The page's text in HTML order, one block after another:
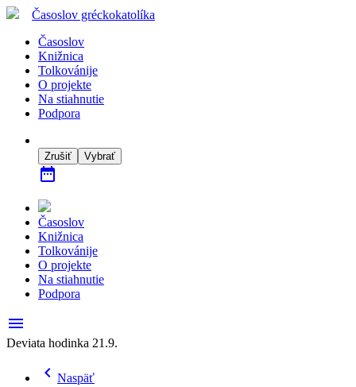
Časoslov gréckokatolíka
Časoslov
Knižnica
Tolkovánije
O projekte
Na stiahnutie
Podpora
Zrušiť Vybrať
date_range
Časoslov
Knižnica
Tolkovánije
O projekte
Na stiahnutie
Podpora
menu
Deviata hodinka 21.9.
chevron_left Naspäť